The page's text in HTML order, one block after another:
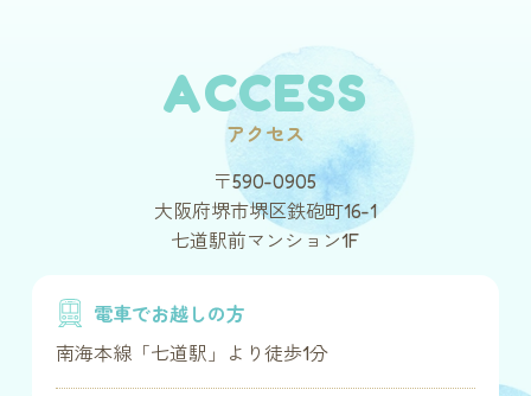
ACCESS
アクセス
〒590-0905
大阪府堺市堺区鉄砲町16-1
七道駅前マンション1F
電車でお越しの方
南海本線「七道駅」より徒歩1分